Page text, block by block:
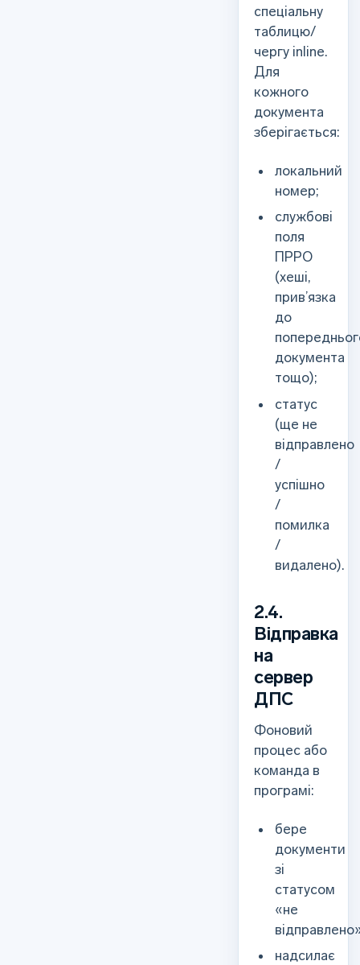
спеціальну
таблицю/
чергу inline.
Для
кожного
документа
зберігається:
локальний
номер;
службові
поля
ПРРО
(хеші,
прив’язка
до
документа
тощо);
статус
(ще не
відправлено
/
успішно
/
помилка
/
видалено).
2.4.
Відправка
на
сервер
ДПС
Фоновий
процес або
команда в
програмі:
бере
документи
зі
статусом
«не
надсилає